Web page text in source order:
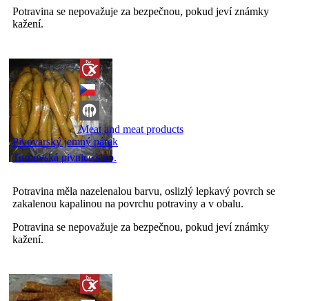
Potravina se nepovažuje za bezpečnou, pokud jeví známky
kažení.
Meat and meat products
Pivovarský jemný párek
Turnovská pivnice s.r.o.
Potravina měla nazelenalou barvu, oslizlý lepkavý povrch se
zakalenou kapalinou na povrchu potraviny a v obalu.
Potravina se nepovažuje za bezpečnou, pokud jeví známky
kažení.